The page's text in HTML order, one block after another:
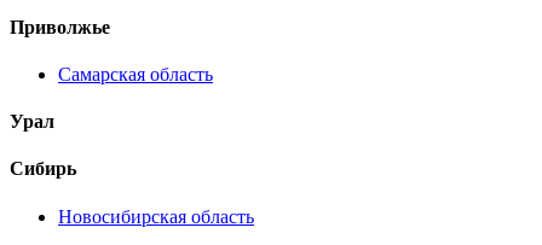
Приволжье
Самарская область
Урал
Сибирь
Новосибирская область